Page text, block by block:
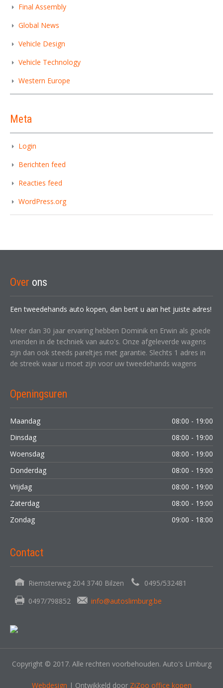
Final Assembly
Global News
Vehicle Design
Vehicle Technology
Western Europe
Meta
Login
Berichten feed
Reacties feed
WordPress.org
Over ons
Een tweedehands auto kopen, dan bent u aan het juiste adres!
Meer dan 30 jaar ervaring hebben Dominik en Erwin als goede
vrienden in de techniek van auto's. Onze afgeleverde wagens
zijn dan ook steeds pareltjes met garantie. Slechts 1 adres in
de streek waar u moet zijn voor uw tweedehands wagens
Openingsuren
Maandag
08:00 - 19:00
Dinsdag
08:00 - 19:00
Woensdag
08:00 - 19:00
Donderdag
08:00 - 19:00
Vrijdag
08:00 - 19:00
Zaterdag
08:00 - 19:00
Zondag
09:00 - 18:00
Contact
Riemsterweg 204 3740 Bilzen
0495/532481
0497/798852
info@autoslimburg.be
Copyright © 2017. Alle rechten voorbehouden. Auto's Limburg
Webdesign | Ontwikkeld door ZiZoo office kopen